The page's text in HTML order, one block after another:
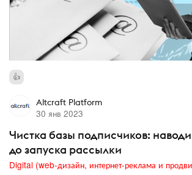
Altcraft Platform
30 янв 2023
Чистка базы подписчиков:
до запуска рассылки